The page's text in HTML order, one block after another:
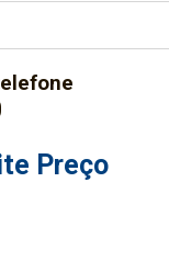
Preço